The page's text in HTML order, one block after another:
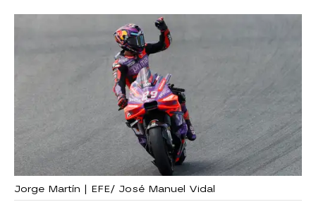
Jorge Martín | EFE/ José Manuel Vidal